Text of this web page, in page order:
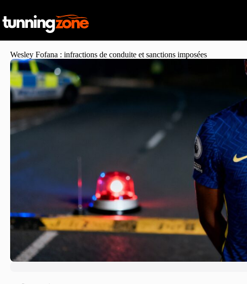
Wesley Fofana : infractions de conduite et sanctions imposées